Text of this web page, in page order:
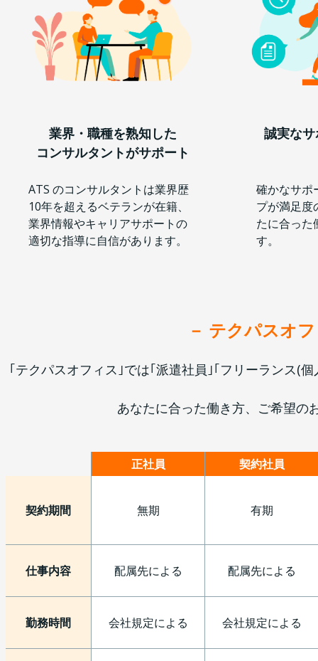
業界・職種を熟知した
コンサルタントがサポート
ATS のコンサルタントは業界歴
10年を超えるベテランが在籍、
業界情報やキャリアサポートの
適切な指導に自信があります。
誠実な
確かなサポ
プが満足度
たに合った
す。
－ テクパスオ
｢テクパスオフィス ｣では｢派遣社員｣｢フリーランス(
あなたに合った働き方、ご希望の
正社員 契約社員
契約期間 無期 有期
仕事内容 配属先による 配属先による
勤務時間 会社規定による 会社規定による